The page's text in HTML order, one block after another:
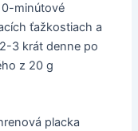
minútové
ťažkostiach a
3 krát denne po
z 20 g
placka